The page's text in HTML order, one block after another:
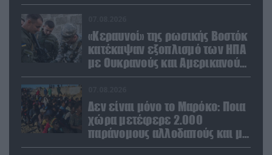
σε Ελλάδα και Κύπρο
«Κεραυνοί» της ρωσικής Βοστόκ
κατέκαψαν εξοπλισμό των ΗΠΑ
με Ουκρανούς και Αμερικανούς
μισθοφόρους – Δείτε βίντεο
Δεν είναι μόνο το Μαρόκο: Ποια
χώρα μετέφερε 2.000
παράνομους αλλοδαπούς και με
ναρκωτικά στην Ισπανία